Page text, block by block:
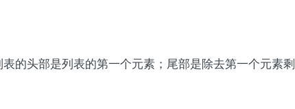
的头部是列表的第一个元素；尾部是除去第一个元素剩